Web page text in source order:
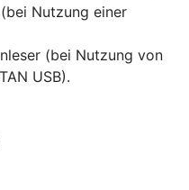
Nutzung einer
(bei Nutzung von
USB).